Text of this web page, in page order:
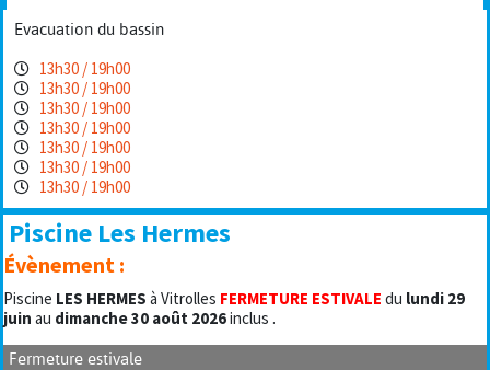
Evacuation du bassin
13h30 / 19h00
13h30 / 19h00
13h30 / 19h00
13h30 / 19h00
13h30 / 19h00
13h30 / 19h00
13h30 / 19h00
Piscine Les Hermes
Évènement :
Piscine LES HERMES à Vitrolles FERMETURE ESTIVALE du lundi 29
juin au dimanche 30 août 2026inclus .
Fermeture estivale